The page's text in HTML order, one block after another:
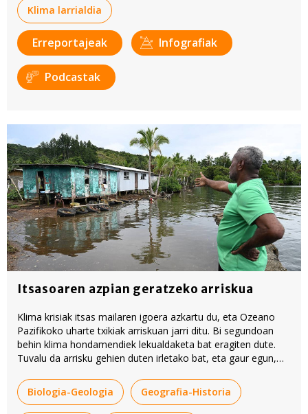
Klima larrialdia
Erreportajeak Infografiak
Podcastak
Itsasoaren azpian geratzeko arriskua
Klima krisiak itsas mailaren igoera azkartu du, eta Ozeano
Pazifikoko uharte txikiak arriskuan jarri ditu. Bi segundoan
behin klima hondamendiek lekualdaketa bat eragiten dute.
Tuvalu da arrisku gehien duten irletako bat, eta gaur egun,
gelditzen da.
Biologia-Geologia Geografia-Historia